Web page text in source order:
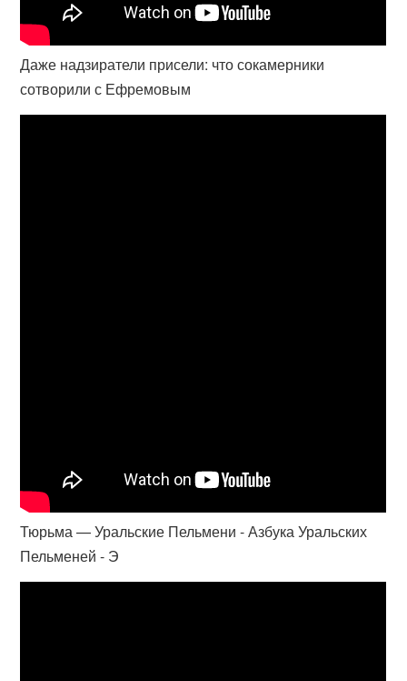
Даже надзиратели присели: что сокамерники
сотворили с Ефремовым
Тюрьма — Уральские Пельмени - Азбука Уральских
Пельменей - Э